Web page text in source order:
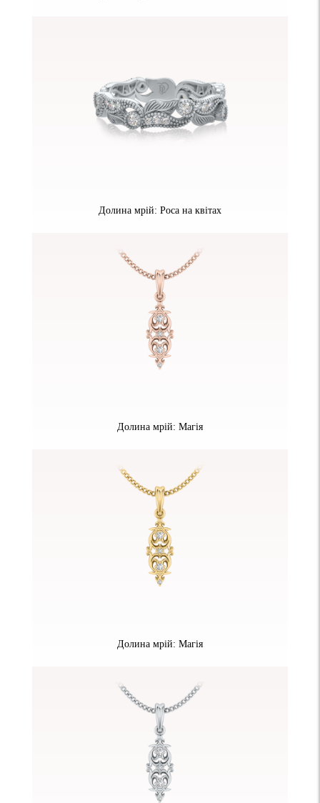
Долина мрій: Роса на квітах
Долина мрій: Магія
Долина мрій: Магія